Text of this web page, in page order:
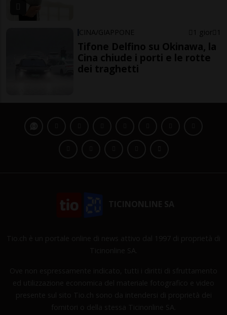
CINA/GIAPPONE 1 gior 1
Tifone Delfino su Okinawa, la
Cina chiude i porti e le rotte
dei traghetti